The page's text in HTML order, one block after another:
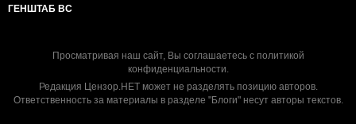
ГЕНШТАБ ВС
Просматривая наш сайт, Вы соглашаетесь с политикой
конфиденциальности.
Редакция Цензор.НЕТ может не разделять позицию авторов.
Ответственность за материалы в разделе "Блоги" несут авторы текстов.